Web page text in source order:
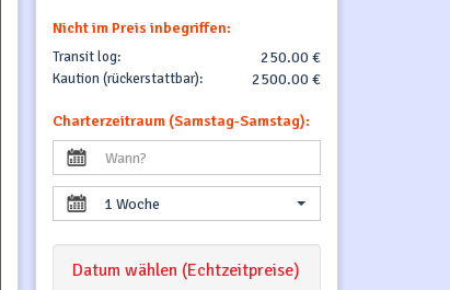
Nicht im Preis inbegriffen:
Transit log: 250.00 €
Kaution (rückerstattbar): 2500.00 €
Charterzeitraum (Samstag-Samstag):
1 Woche
Datum wählen (Echtzeitpreise)